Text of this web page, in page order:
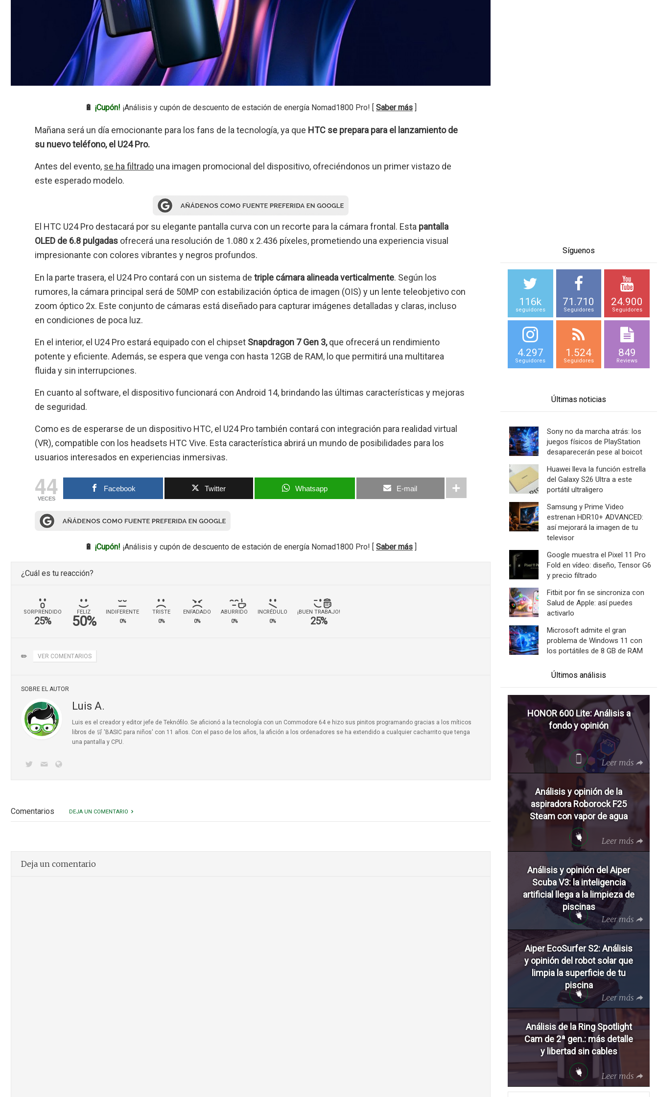
🔋 ¡Cupón! ¡Análisis y cupón de descuento de estación de energía Nomad1800 Pro! [ Saber más
Mañana será un día emocionante para los fans de la tecnología, ya que HTC se prepara para el lanzamiento de
su nuevo teléfono, el U24 Pro.
Antes del evento, se ha filtrado una imagen promocional del dispositivo, ofreciéndonos un primer vistazo de
este esperado modelo.
El HTC U24 Pro destacará por su elegante pantalla curva con un recorte para la cámara frontal. Esta pantalla
OLED de 6.8 pulgadas ofrecerá una resolución de 1.080 x 2.436 píxeles, prometiendo una experiencia visual
impresionante con colores vibrantes y negros profundos.
En la parte trasera, el U24 Pro contará con un sistema de triple cámara alineada verticalmente. Según los
rumores, la cámara principal será de 50MP con estabilización óptica de imagen (OIS) y un lente teleobjetivo con
zoom óptico 2x. Este conjunto de cámaras está diseñado para capturar imágenes detalladas y claras, incluso
en condiciones de poca luz.
En el interior, el U24 Pro estará equipado con el chipset Snapdragon 7 Gen 3,que ofrecerá un rendimiento
potente y eficiente. Además, se espera que venga con hasta 12GB de RAM, lo que permitirá una multitarea
fluida y sin interrupciones.
En cuanto al software, el dispositivo funcionará con Android 14, brindando las últimas características y mejoras
de seguridad.
Como es de esperarse de un dispositivo HTC, el U24 Pro también contará con integración para realidad virtual
(VR), compatible con los headsets HTC Vive. Esta característica abrirá un mundo de posibilidades para los
usuarios interesados en experiencias inmersivas.
44
VECES
Facebook Twitter Whatsapp E-mail
🔋 ¡Cupón! ¡Análisis y cupón de descuento de estación de energía Nomad1800 Pro! [ Saber más ]
¿Cuál es tu reacción?
SORPRENDIDO
25%
FELIZ
50%
INDIFERENTE
0%
TRISTE
0%
ENFADADO
0%
ABURRIDO
0%
INCRÉDULO
0%
¡BUEN TRABAJO!
25%
✏️ VER COMENTARIOS
SOBRE EL AUTOR
Luis A.
Luis es el creador y editor jefe de Teknófilo. Se aficionó a la tecnología con un Commodore 64 e hizo sus pinitos programando gracias a los míticos
libros de 🛒 'BASIC para niños' con 11 años. Con el paso de los años, la afición a los ordenadores se ha extendido a cualquier cacharrito que tenga
una pantalla y CPU.
Comentarios DEJA UN COMENTARIO
Deja un comentario
Síguenos
116k
seguidores
71.710
Seguidores
24.900
Seguidores
4.297
Seguidores
1.524
Seguidores
849
Reviews
Últimas noticias
Sony no da marcha atrás: los
juegos físicos de PlayStation
desaparecerán pese al boicot
Huawei lleva la función estrella
del Galaxy S26 Ultra a este
portátil ultraligero
Samsung y Prime Video
estrenan HDR10+ ADVANCED:
así mejorará la imagen de tu
televisor
Google muestra el Pixel 11 Pro
Fold en vídeo: diseño, Tensor G6
y precio filtrado
Fitbit por fin se sincroniza con
Salud de Apple: así puedes
activarlo
Microsoft admite el gran
problema de Windows 11 con
los portátiles de 8 GB de RAM
Últimos análisis
HONOR 600 Lite: Análisis a
fondo y opinión
Leer más
Análisis y opinión de la
aspiradora Roborock F25
Steam con vapor de agua
Leer más
Análisis y opinión del Aiper
Scuba V3: la inteligencia
artificial llega a la limpieza de
piscinas
Leer más
Aiper EcoSurfer S2: Análisis
y opinión del robot solar que
limpia la superficie de tu
piscina
Leer más
Análisis de la Ring Spotlight
Cam de 2ª gen.: más detalle
y libertad sin cables
Leer más